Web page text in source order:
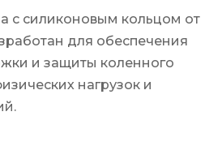
с силиконовым кольцом от
для обеспечения
и защиты коленного
нагрузок и